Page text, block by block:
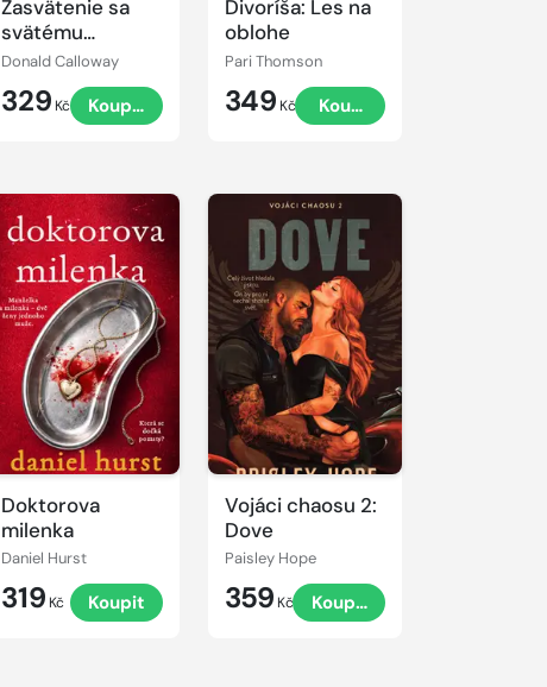
Zasvätenie sa
svätému
Jozefovi pre deti
Donald Calloway
329 Kč Koupit
Divoríša: Les na
oblohe
Pari Thomson
349 Kč Koupit
Doktorova
milenka
Daniel Hurst
319 Kč Koupit
Vojáci chaosu 2:
Dove
Paisley Hope
359 Kč Koupit